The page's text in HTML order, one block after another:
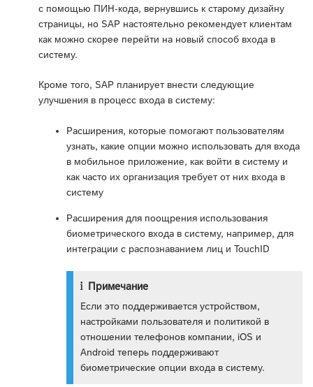
с помощью ПИН-кода, вернувшись к старому дизайну
страницы, но SAP настоятельно рекомендует клиентам
как можно скорее перейти на новый способ входа в
систему.
Кроме того, SAP планирует внести следующие
улучшения в процесс входа в систему:
Расширения, которые помогают пользователям
узнать, какие опции можно использовать для входа
в мобильное приложение, как войти в систему и
как часто их организация требует от них входа в
систему
Расширения для поощрения использования
биометрического входа в систему, например, для
интеграции с распознаванием лиц и TouchID
Примечание
Если это поддерживается устройством,
настройками пользователя и политикой в
отношении телефонов компании, iOS и
Android теперь поддерживают
биометрические опции входа в систему.